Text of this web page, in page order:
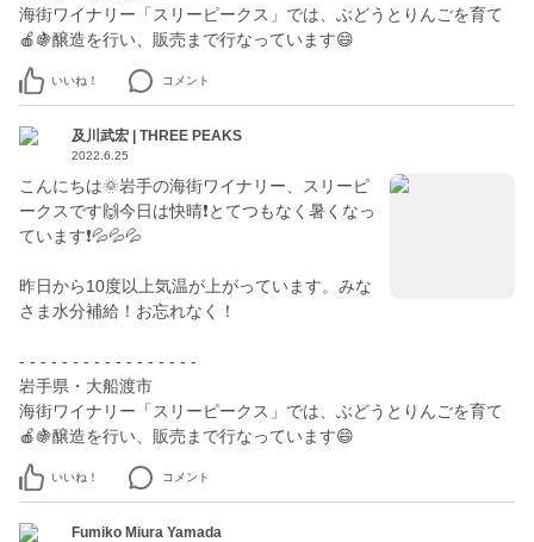
海街ワイナリー「スリーピークス」では、ぶどうとりんごを育て
🍎🍇醸造を行い、販売まで行なっています😄
いいね！ コメント
及川武宏 | THREE PEAKS
2022.6.25
こんにちは🌞岩手の海街ワイナリー、スリーピ
ークスです🙌今日は快晴❗️とてつもなく暑くなっ
ています❗️💦💦💦
昨日から10度以上気温が上がっています。みな
さま水分補給！お忘れなく！
- - - - - - - - - - - - - - - - -
岩手県・大船渡市
海街ワイナリー「スリーピークス」では、ぶどうとりんごを育て
🍎🍇醸造を行い、販売まで行なっています😄
いいね！ コメント
Fumiko Miura Yamada